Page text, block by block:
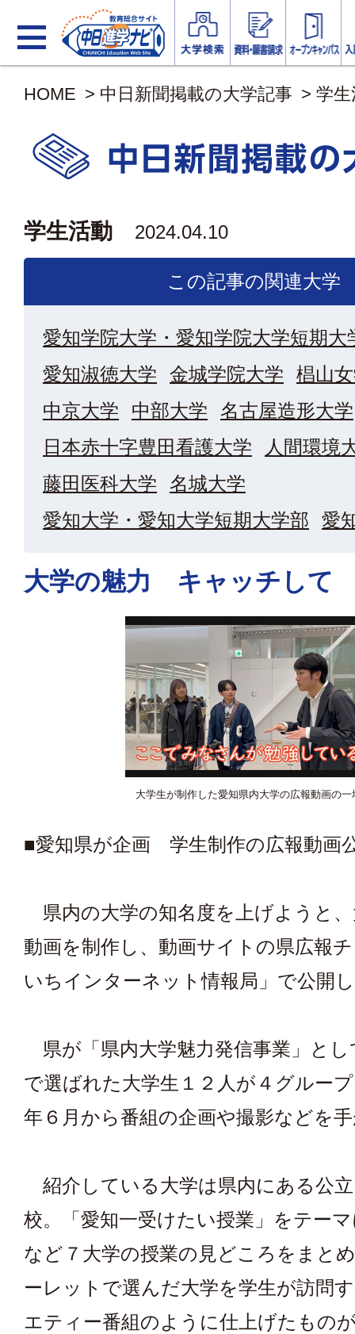
HOME > 中日新聞掲載の大学記事 > 学
学生活動 2024.04.10
この記事の関連大学
愛知学院大学・愛知学院大学短期大
愛知淑徳大学
金城学院大学
椙山
中京大学
中部大学
名古屋造形大学
日本赤十字豊田看護大学
人間環境
藤田医科大学
名城大学
愛知大学・愛知大学短期大学部
愛
大学の魅力 キャッチして
大学生が制作した愛知県内大学の広報動画の一
■愛知県が企画 学生制作の広報動画
県内の大学の知名度を上げようと
動画を制作し、動画サイトの県広報
いちインターネット情報局」で公開
県が「県内大学魅力発信事業」とし
で選ばれた大学生１２人が４グルー
年６月から番組の企画や撮影などを
紹介している大学は県内にある公
校。「愛知一受けたい授業」をテー
など７大学の授業の見どころをまと
ーレットで選んだ大学を学生が訪問
エティー番組のように仕上げたもの